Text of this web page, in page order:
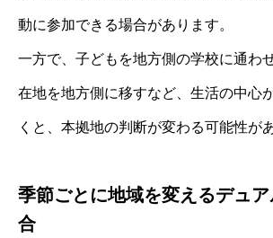
動に参加できる場合があります。
一方で、子どもを地方側の学校に通わ
在地を地方側に移すなど、生活の中心
くと、本拠地の判断が変わる可能性が
季節ごとに地域を変えるデュ
合